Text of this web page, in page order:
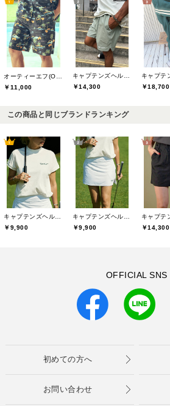
￥11,000
キャプテンズヘルムゴルフ(Captains Helm Golf)
￥14,300
￥18,700
この商品と同じブランドランキング
キャプテンズヘルムゴルフ(Captains Helm Golf)
￥9,900
キャプテンズヘルムゴルフ(Captains Helm Golf)
￥9,900
￥14,300
OFFICIAL SNS
初めての方へ
お問い合わせ